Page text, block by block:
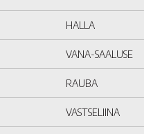
HALLA
VANA-SAALUSE
RAUBA
VASTSELIINA